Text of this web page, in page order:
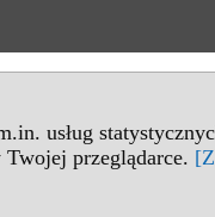
usług
przeglądarce.